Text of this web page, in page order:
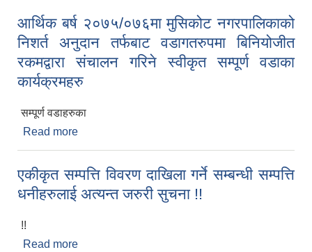
आर्थिक बर्ष २०७५/०७६मा मुसिकोट नगरपालिकाको
निशर्त अनुदान तर्फबाट वडागतरुपमा बिनियोजीत
रकमद्वारा संचालन गरिने स्वीकृत सम्पूर्ण वडाका
कार्यक्रमहरु
सम्पूर्ण वडाहरुका
Read more
एकीकृत सम्पत्ति विवरण दाखिला गर्ने सम्बन्धी सम्पत्ति
धनीहरुलाई अत्यन्त जरुरी सुचना !!
!!
Read more